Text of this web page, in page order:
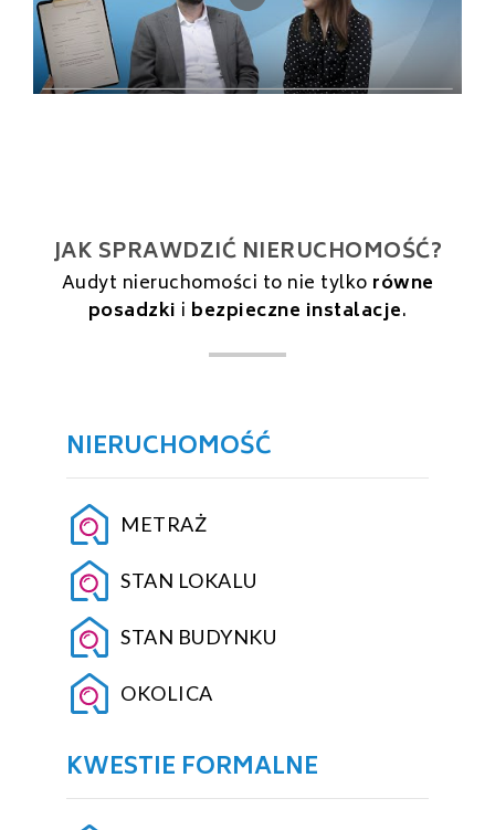
JAK SPRAWDZIĆ NIERUCHOMOŚĆ?
Audyt nieruchomości to nie tylko równe
posadzki i bezpieczne instalacje.
NIERUCHOMOŚĆ
METRAŻ
STAN LOKALU
STAN BUDYNKU
OKOLICA
KWESTIE FORMALNE